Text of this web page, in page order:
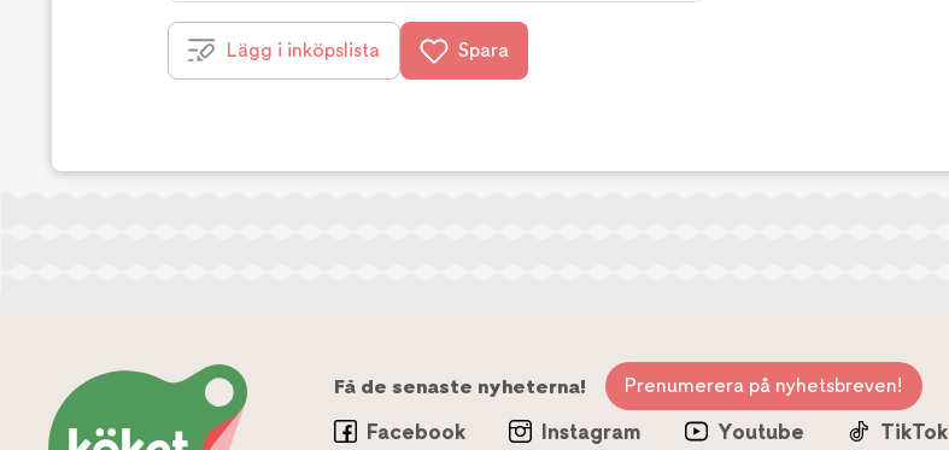
Lägg i inköpslista Spara
Få de senaste nyheterna! Prenumerera på nyhetsbreven!
Facebook Instagram Youtube TikTok